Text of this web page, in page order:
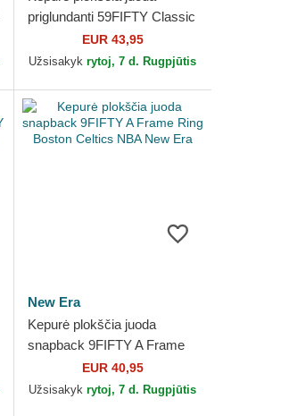
priglundanti 59FIFTY Classic
Sacramento Kings NBA New
Era
EUR 43,95
Užsisakykrytoj, 7 d. Rugpjūtis
New Era
Kepurė plokščia juoda
snapback 9FIFTY A Frame
Ring Boston Celtics NBA
New Era
EUR 40,95
Užsisakykrytoj, 7 d. Rugpjūtis